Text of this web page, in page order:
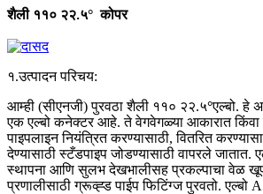
शैली ११० २२.५° कोपर
१.उत्पादन परिचय:
आम्ही (सीएनजी) पुरवठा शैली ११० २२.५°एल्बो. हे
एक एल्बो कनेक्टर आहे. ते वेगवेगळ्या आकारात किंवा
पाइपलाइन नियंत्रित करण्यासाठी, वितरित
देण्यासाठी स्टँडपाइप जोडण्यासाठी वापरले जातात.
स्थापना आणि सुलभ देखभालीसह प्रकल्पाचा वेळ
प्रणालीसाठी ग्रूव्ह्ड पाईप फिटिंग्ज पुरवतो.